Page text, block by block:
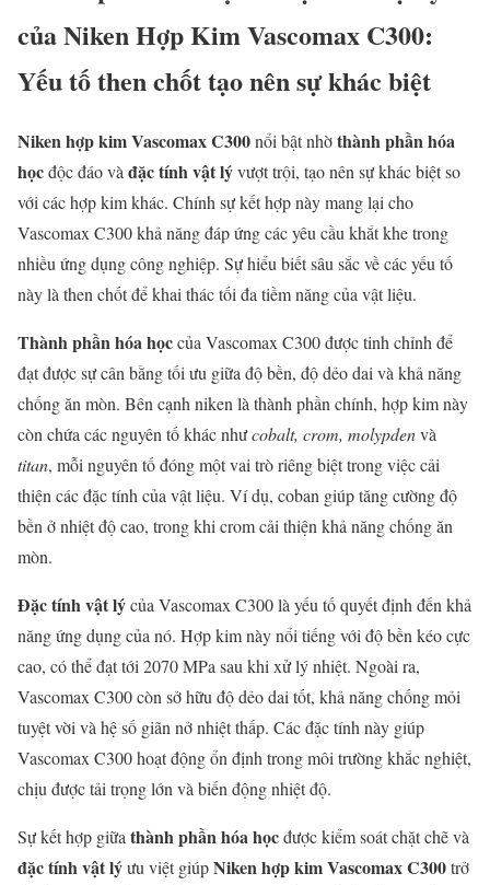
của Niken Hợp Kim Vascomax C300:
Yếu tố then chốt tạo nên sự khác biệt
Niken hợp kim Vascomax C300nổi bật nhờthành phần hóa
họcđộc đáo vàđặc tính vật lývượt trội, tạo nên sự khác biệt so
với các hợp kim khác. Chính sự kết hợp này mang lại cho
Vascomax C300 khả năng đáp ứng các yêu cầu khắt khe trong
nhiều ứng dụng công nghiệp. Sự hiểu biết sâu sắc về các yếu tố
này là then chốt để khai thác tối đa tiềm năng của vật liệu.
Thành phần hóa họccủa Vascomax C300 được tinh chỉnh để
đạt được sự cân bằng tối ưu giữa độ bền, độ dẻo dai và khả năng
chống ăn mòn. Bên cạnh niken là thành phần chính, hợp kim này
còn chứa các nguyên tố khác nhưcobalt, crom, molypdenvà
titan, mỗi nguyên tố đóng một vai trò riêng biệt trong việc cải
thiện các đặc tính của vật liệu. Ví dụ, coban giúp tăng cường độ
bền ở nhiệt độ cao, trong khi crom cải thiện khả năng chống ăn
mòn.
Đặc tính vật lýcủa Vascomax C300 là yếu tố quyết định đến khả
năng ứng dụng của nó. Hợp kim này nổi tiếng với độ bền kéo cực
cao, có thể đạt tới 2070 MPa sau khi xử lý nhiệt. Ngoài ra,
Vascomax C300 còn sở hữu độ dẻo dai tốt, khả năng chống mỏi
tuyệt vời và hệ số giãn nở nhiệt thấp. Các đặc tính này giúp
Vascomax C300 hoạt động ổn định trong môi trường khắc nghiệt,
chịu được tải trọng lớn và biến động nhiệt độ.
Sự kết hợp giữathành phần hóa họcđược kiểm soát chặt chẽ và
đặc tính vật lýưu việt giúpNiken hợp kim Vascomax C300trở